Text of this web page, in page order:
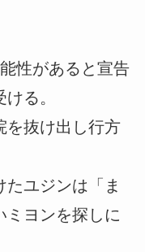
性があると宣告
る。
を抜け出し行方
ユジンは「ま
ヨンを探しに